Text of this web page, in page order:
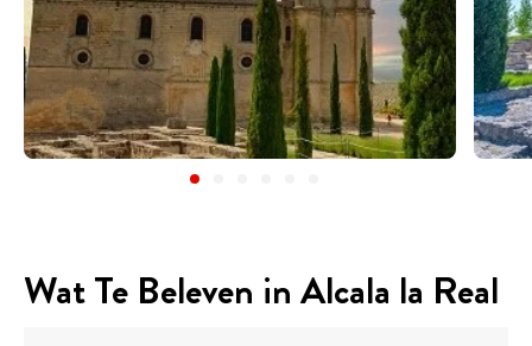
Wat Te Beleven in Alcala la Real